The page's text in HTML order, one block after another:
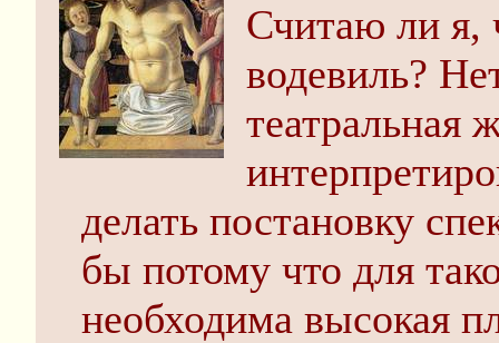
Считаю ли я,
водевиль?
театральная
делать постановку
бы потому что для
необходима высокая